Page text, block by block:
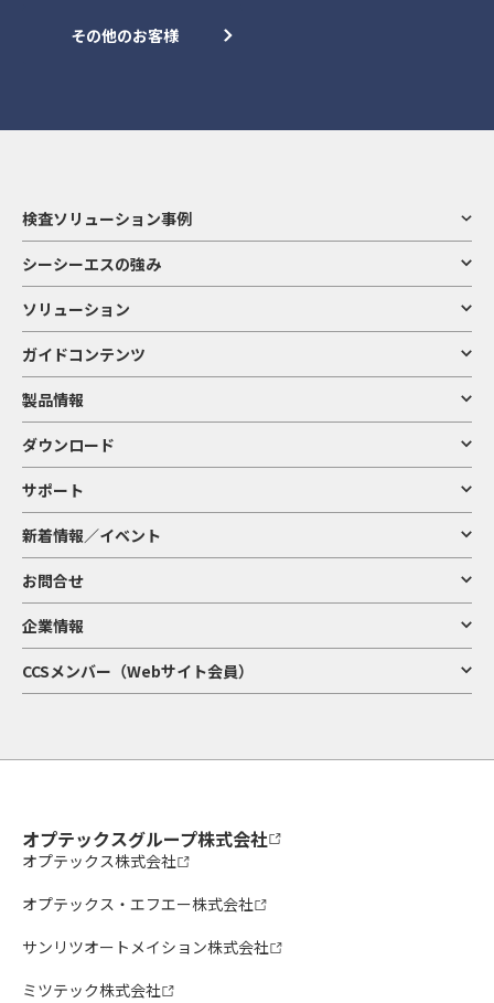
その他のお客様
検査ソリューション事例
シーシーエスの強み
ソリューション
ガイドコンテンツ
製品情報
ダウンロード
サポート
新着情報／イベント
お問合せ
企業情報
CCSメンバー（Webサイト会員）
オプテックスグループ株式会社
オプテックス株式会社
オプテックス・エフエー株式会社
サンリツオートメイション株式会社
ミツテック株式会社